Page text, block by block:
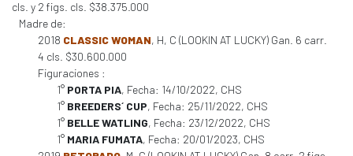
cls. y 2 figs. cls. $38.375.000
Madre de:
2018 CLASSIC WOMAN, H, C (LOOKIN AT LUCKY) Gan. 6 carr.
4 cls. $30.600.000
Figuraciones :
1° PORTA PIA, Fecha: 14/10/2022, CHS
1° BREEDERS´ CUP, Fecha: 25/11/2022, CHS
1° BELLE WATLING, Fecha: 23/12/2022, CHS
1° MARIA FUMATA, Fecha: 20/01/2023, CHS